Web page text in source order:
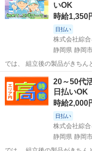
いOK
時給1,350
日払い
株式会社綜
静岡県 静岡
では、 組立後の製品がきちん
た、 加工後の…
静岡 静岡市
20～50代
日払いOK
時給2,000
日払い
株式会社綜
静岡県 静岡